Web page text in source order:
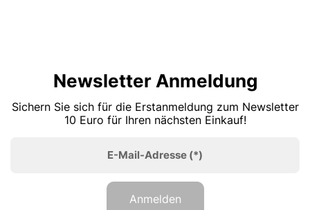
Newsletter Anmeldung
Sichern Sie sich für die Erstanmeldung zum Newsletter
10 Euro für Ihren nächsten Einkauf!
E-Mail-Adresse (*)
Anmelden